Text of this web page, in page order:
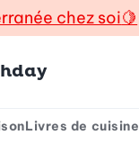
chez soi🍋
Livres de cuisine